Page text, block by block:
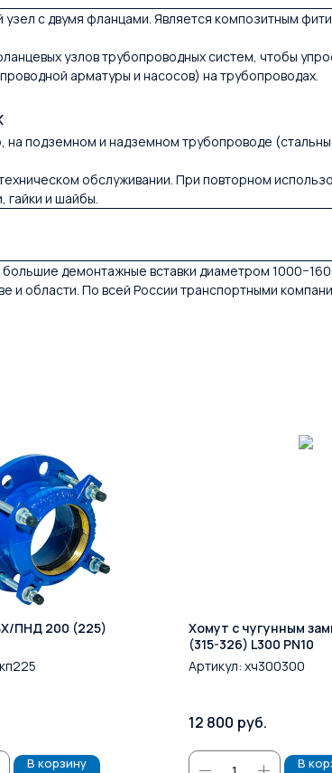
с двумя фланцами. Является композитным
узлов трубопроводных систем, чтобы
арматуры и насосов) на трубопроводах.
на подземном и надземном трубопроводе
обслуживании. При повторном
гайки и шайбы.
демонтажные вставки диаметром
и области. По всей России транспортными
ПНД 200 (225)
В корзину
Хомут с чугунным
(315-326) L300 PN10
Артикул: хч300300
12 800 руб.
В